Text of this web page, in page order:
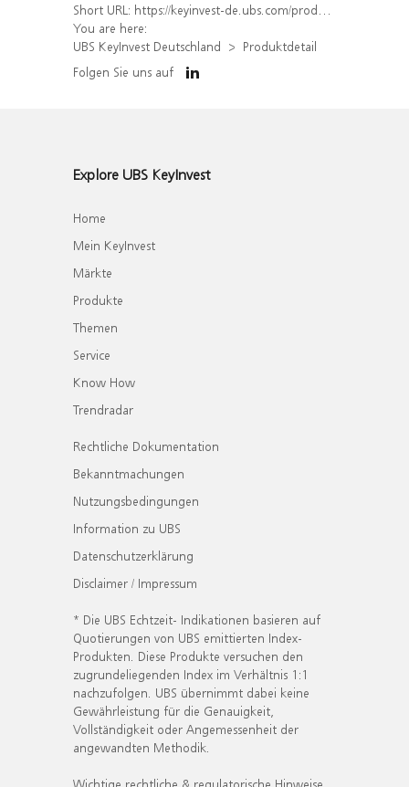
Short URL: https://keyinvest-de.ubs.com/produkt/detail/index/isin/DE000WA7UPW6
You are here:
UBS KeyInvest Deutschland
Produktdetail
Folgen Sie uns auf
Explore UBS KeyInvest
Home
Mein KeyInvest
Märkte
Produkte
Themen
Service
Know How
Trendradar
Rechtliche Dokumentation
Bekanntmachungen
Nutzungsbedingungen
Information zu UBS
Datenschutzerklärung
Disclaimer / Impressum
* Die UBS Echtzeit- Indikationen basieren auf
Quotierungen von UBS emittierten Index-
Produkten. Diese Produkte versuchen den
zugrundeliegenden Index im Verhältnis 1:1
nachzufolgen. UBS übernimmt dabei keine
Gewährleistung für die Genauigkeit,
Vollständigkeit oder Angemessenheit der
angewandten Methodik.